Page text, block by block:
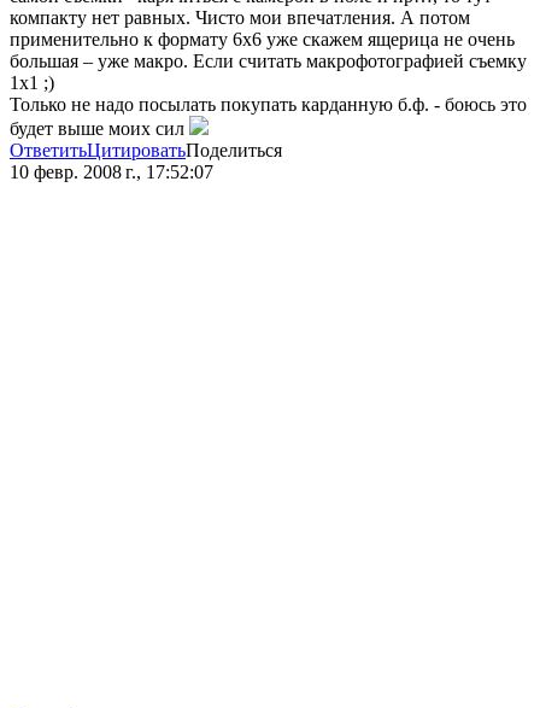
компакту нет равных. Чисто мои впечатления. А потом
применительно к формату 6х6 уже скажем ящерица не очень
большая – уже макро. Если считать макрофотографией съемку
1х1 ;)
Только не надо посылать покупать карданную б.ф. - боюсь это
будет выше моих сил
ОтветитьЦитироватьПоделиться
10 февр. 2008 г., 17:52:07